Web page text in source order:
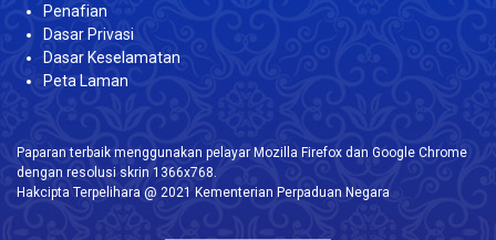
Penafian
Dasar Privasi
Dasar Keselamatan
Peta Laman
Paparan terbaik menggunakan pelayar Mozilla Firefox dan Google Chrome
dengan resolusi skrin 1366x768.
Hakcipta Terpelihara @ 2021 Kementerian Perpaduan Negara